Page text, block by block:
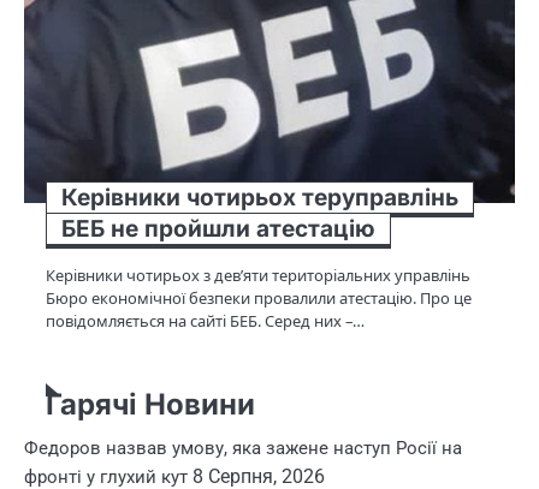
Керівники чотирьох теруправлінь
БЕБ не пройшли атестацію
Керівники чотирьох з дев’яти територіальних управлінь
Бюро економічної безпеки провалили атестацію. Про це
повідомляється на сайті БЕБ. Серед них –…
Гарячі Новини
Федоров назвав умову, яка зажене наступ Росії на
фронті у глухий кут 8 Серпня, 2026